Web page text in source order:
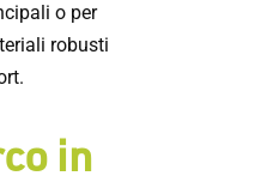
o per
robusti
in